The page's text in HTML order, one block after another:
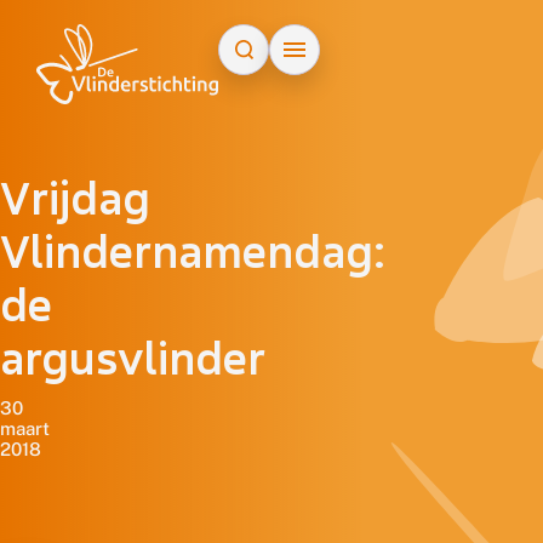
Vrijdag
Vlindernamendag:
de
argusvlinder
30
maart
2018